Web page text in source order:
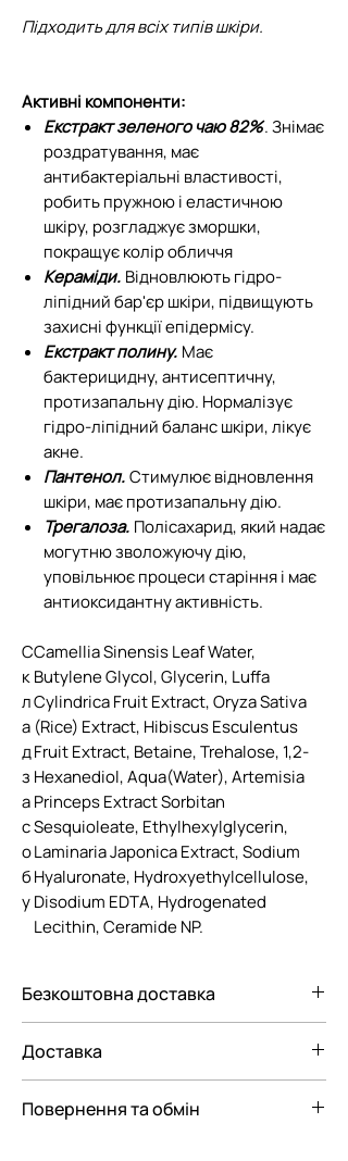
Підходить для всіх типів шкіри.
Активні компоненти:
Екстракт зеленого чаю 82%. Знімає
роздратування, має
антибактеріальні властивості,
робить пружною і еластичною
шкіру, розгладжує зморшки,
покращує колір обличчя
Кераміди. Відновлюють гідро-
ліпідний бар'єр шкіри, підвищують
захисні функції епідермісу.
Екстракт полину. Має
бактерицидну, антисептичну,
протизапальну дію. Нормалізує
гідро-ліпідний баланс шкіри, лікує
акне.
Пантенол.Стимулює відновлення
шкіри, має протизапальну дію.
Трегалоза. Полісахарид, який надає
могутню зволожуючу дію,
уповільнює процеси старіння і має
антиоксидантну активність.
С
к
л
а
д
з
а
с
о
б
у
Camellia Sinensis Leaf Water,
Butylene Glycol, Glycerin, Luffa
Cylindrica Fruit Extract, Oryza Sativa
(Rice) Extract, Hibiscus Esculentus
Fruit Extract, Betaine, Trehalose, 1,2-
Hexanediol, Aqua(Water), Artemisia
Princeps Extract Sorbitan
Sesquioleate, Ethylhexylglycerin,
Laminaria Japonica Extract, Sodium
Hyaluronate, Hydroxyethylcellulose,
Disodium EDTA, Hydrogenated
Lecithin, Ceramide NP.
Безкоштовна доставка
поштою по Україні при замовленні від
3000 грн.
Доставка
варіанти доставки замовлення:
Повернення та обмін